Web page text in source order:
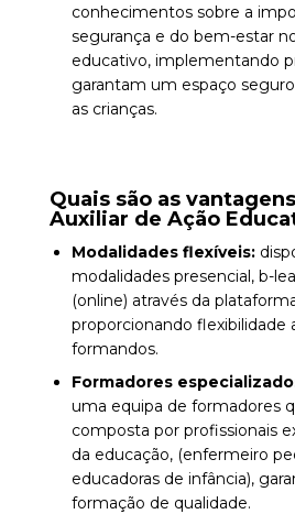
conhecimentos sobre a
segurança e do bem-estar
educativo, implementando
garantam um espaço
as crianças.
Quais são as
Auxiliar de Ação
Modalidades flexíveis:
modalidades presencial, b-
(online) através da
proporcionando flexibilidade
formandos.
Formadores
uma equipa de formadores
composta por profissionais
da educação, (enfermeiro
educadoras de infância),
formação de qualidade.